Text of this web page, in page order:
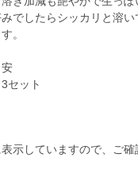
でしたらシッカリと溶
。
セット
示していますので、ご確